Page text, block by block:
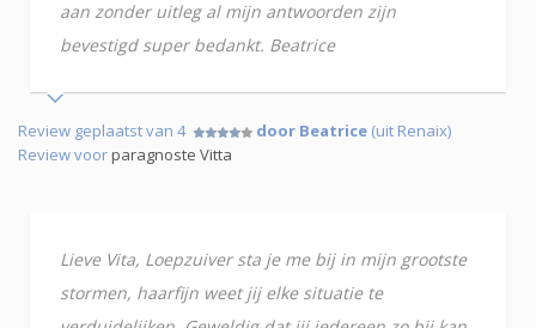
aan zonder uitleg al mijn antwoorden zijn
bevestigd super bedankt. Beatrice
Review geplaatst van 4 door Beatrice (uit Renaix)
Review voorparagnoste Vitta
Lieve Vita, Loepzuiver sta je me bij in mijn grootste
stormen, haarfijn weet jij elke situatie te